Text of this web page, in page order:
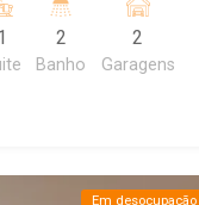
com banheira, e um
área de
da Cidade de Rio
2
Banho
2
Garagens
Em desocupação